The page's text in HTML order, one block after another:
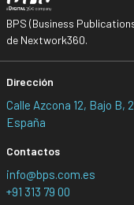
BPS (Business
de Nextwork360.
Dirección
Calle Azcona 12, Bajo B,
España
Contactos
info@bps.com.es
+91 313 79 00